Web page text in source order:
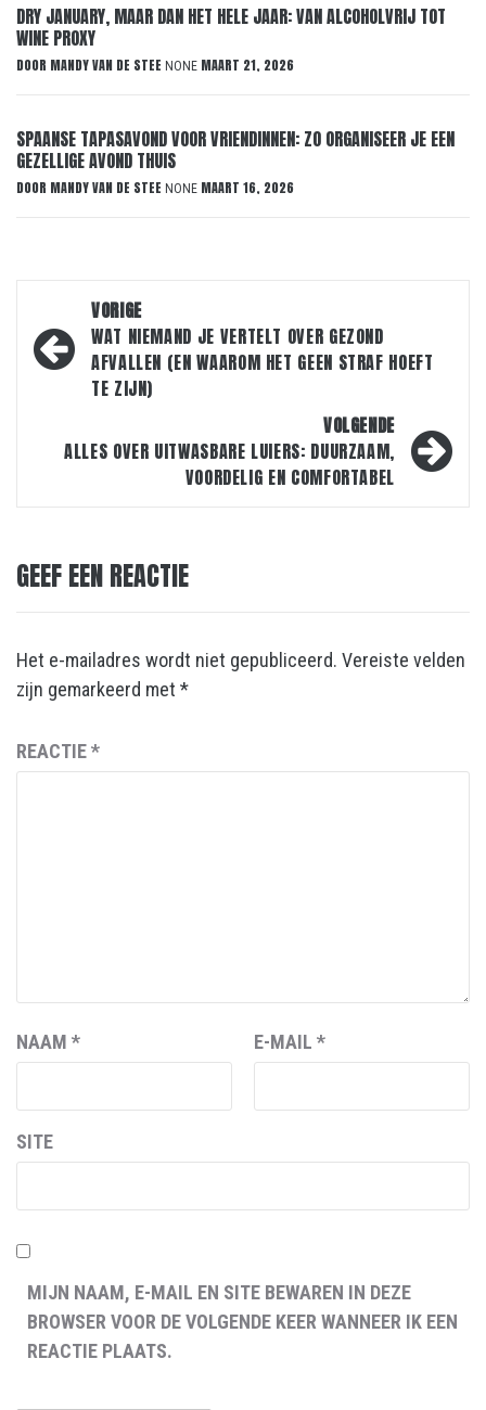
DRY JANUARY, MAAR DAN HET HELE JAAR: VAN ALCOHOLVRIJ TOT
WINE PROXY
DOOR MANDY VAN DE STEE NONE MAART 21, 2026
SPAANSE TAPASAVOND VOOR VRIENDINNEN: ZO ORGANISEER JE EEN
GEZELLIGE AVOND THUIS
DOOR MANDY VAN DE STEE NONE MAART 16, 2026
Bericht
navigatie
VORIGE
WAT NIEMAND JE VERTELT OVER GEZOND
AFVALLEN (EN WAAROM HET GEEN STRAF HOEFT
TE ZIJN)
VOLGENDE
ALLES OVER UITWASBARE LUIERS: DUURZAAM,
VOORDELIG EN COMFORTABEL
GEEF EEN REACTIE
Het e-mailadres wordt niet gepubliceerd. Vereiste velden
zijn gemarkeerd met *
REACTIE*
NAAM * E-MAIL *
SITE
MIJN NAAM, E-MAIL EN SITE BEWAREN IN DEZE
BROWSER VOOR DE VOLGENDE KEER WANNEER IK EEN
REACTIE PLAATS.